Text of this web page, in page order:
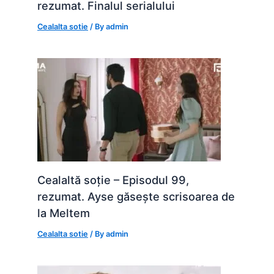
rezumat. Finalul serialului
Cealalta sotie / Byadmin
Cealaltă soție – Episodul 99,
rezumat. Ayse găsește scrisoarea de
la Meltem
Cealalta sotie / Byadmin